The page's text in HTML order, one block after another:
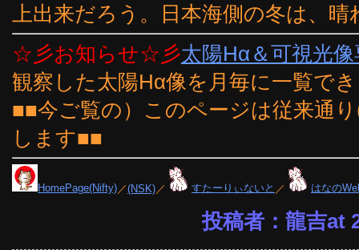
上出来だろう。日本海側の冬は、
☆彡お知らせ☆彡太陽Hα＆可視光
観察した太陽Hα像を月毎に一覧で
■■今ご覧の）このページは従来通
します■■
HomePage(Nifty) ／(NSK) ／ すたーりぃないと ／ はなの
投稿者：龍吉at